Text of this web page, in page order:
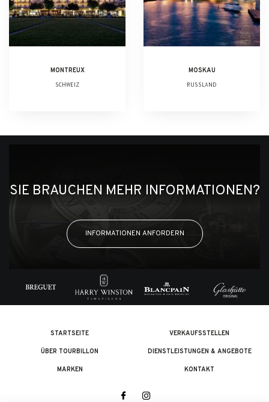
MONTREUX
SCHWEIZ
MOSKAU
RUSSLAND
SIE BRAUCHEN MEHR INFORMATIONEN?
INFORMATIONEN ANFORDERN
STARTSEITE
ÜBER TOURBILLON
MARKEN
VERKAUFSSTELLEN
DIENSTLEISTUNGEN & ANGEBOTE
KONTAKT